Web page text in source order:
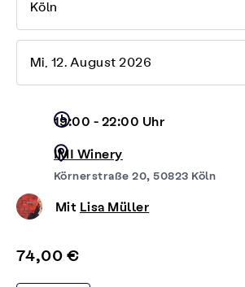
Köln
Mi, 12. August 2026
19:00 - 22:00 Uhr
IMI Winery
Körnerstraße 20, 50823 Köln
Mit Lisa Müller
74,00 €